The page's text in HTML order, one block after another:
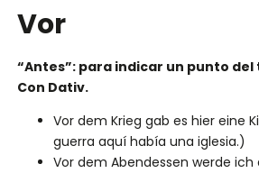
Vor
“Antes”: para indicar un punto
Con Dativ.
Vor dem Krieg gab es hier eine
guerra aquí había una iglesia.)
Vor dem Abendessen werde